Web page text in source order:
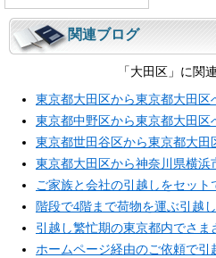
関連ブログ
「大田区」に関
東京都大田区から東京都大田区
東京都中野区から東京都大田区
東京都世田谷区から東京都大田
東京都大田区から神奈川県横浜
ご家族と会社の引越しをセット
階段で4階まで荷物を運ぶ引越し
引越し繁忙期の東京都内でさま
ホームページ経由のご依頼で引